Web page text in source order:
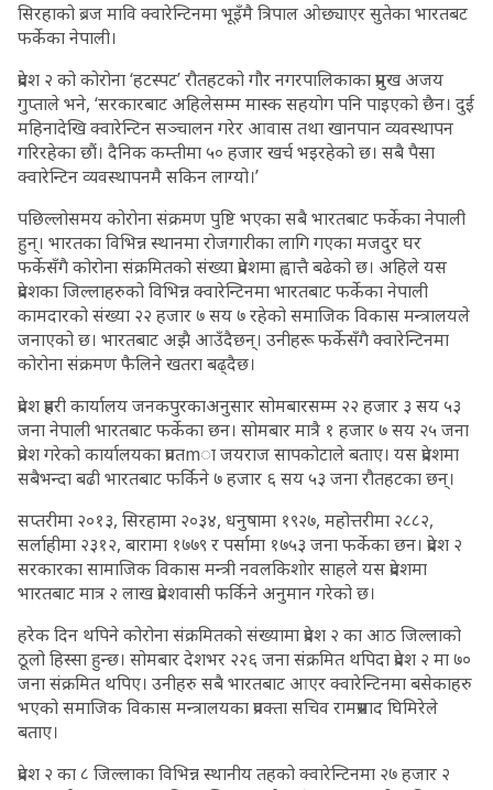
सिरहाको ब्रज मावि क्वारेन्टिनमा भूइँमै त्रिपाल ओछ्याएर सुतेका भारतबट
फर्केका नेपाली।
प्रदेश २ को कोरोना ‘हटस्पट’ रौतहटको गौर नगरपालिकाका प्रमुख अजय
गुप्ताले भने, ‘सरकारबाट अहिलेसम्म मास्क सहयोग पनि पाइएको छैन। दुई
महिनादेखि क्वारेन्टिन सञ्चालन गरेर आवास तथा खानपान व्यवस्थापन
गरिरहेका छौं। दैनिक कम्तीमा ५० हजार खर्च भइरहेको छ। सबै पैसा
क्वारेन्टिन व्यवस्थापनमै सकिन लाग्यो।’
पछिल्लोसमय कोरोना संक्रमण पुष्टि भएका सबै भारतबाट फर्केका नेपाली
हुन्। भारतका विभिन्न स्थानमा रोजगारीका लागि गएका मजदुर घर
फर्केसँगै कोरोना संक्रमितको संख्या प्रदेशमा ह्वात्तै बढेको छ। अहिले यस
प्रदेशका जिल्लाहरुको विभिन्न क्वारेन्टिनमा भारतबाट फर्केका नेपाली
कामदारको संख्या २२ हजार ७ सय ७ रहेको समाजिक विकास मन्त्रालयले
जनाएको छ। भारतबाट अझै आउँदैछन्। उनीहरू फर्केसँगै क्वारेन्टिनमा
कोरोना संक्रमण फैलिने खतरा बढ्दैछ।
प्रदेश प्रहरी कार्यालय जनकपुरकाअनुसार सोमबारसम्म २२ हजार ३ सय ५३
जना नेपाली भारतबाट फर्केका छन। सोमबार मात्रै १ हजार ७ सय २५ जना
प्रवेश गरेको कार्यालयका प्रवतmा जयराज सापकोटाले बताए। यस प्रदेशमा
सबैभन्दा बढी भारतबाट फर्किने ७ हजार ६ सय ५३ जना रौतहटका छन्।
सप्तरीमा २०१३, सिरहामा २०३४, धनुषामा १९२७, महोत्तरीमा २८८२,
सर्लाहीमा २३१२, बारामा १७७९ र पर्सामा १७५३ जना फर्केका छन। प्रदेश २
सरकारका सामाजिक विकास मन्त्री नवलकिशोर साहले यस प्रदेशमा
भारतबाट मात्र २ लाख प्रदेशवासी फर्किने अनुमान गरेको छ।
हरेक दिन थपिने कोरोना संक्रमितको संख्यामा प्रदेश २ का आठ जिल्लाको
ठूलो हिस्सा हुन्छ। सोमबार देशभर २२६ जना संक्रमित थपिदा प्रदेश २ मा ७०
जना संक्रमित थपिए। उनीहरु सबै भारतबाट आएर क्वारेन्टिनमा बसेकाहरु
भएको समाजिक विकास मन्त्रालयका प्रवक्ता सचिव रामप्रसाद घिमिरेले
बताए।
प्रदेश २ का ८ जिल्लाका विभिन्न स्थानीय तहको क्वारेन्टिनमा २७ हजार २